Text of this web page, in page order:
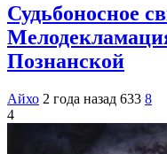
Судьбоносное
Познанской
Айхо 2 года назад 633 8
4